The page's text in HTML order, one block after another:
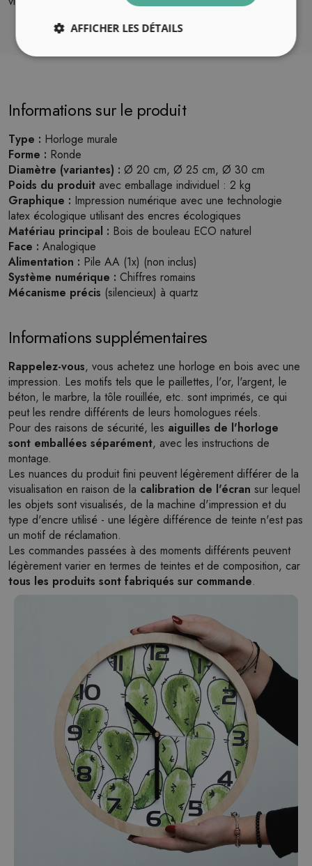
Informations sur le produit
Type : Horloge murale
Forme : Ronde
Diamètre (variantes) : Ø 20 cm, Ø 25 cm, Ø 30 cm
Poids du produit avec emballage individuel : 2 kg
Graphique : Impression numérique avec une technologie
latex écologique utilisant des encres écologiques
Matériau principal : Bois de bouleau ECO naturel
Face : Analogique
Alimentation : Pile AA (1x) (non inclus)
Système numérique : Chiffres romains
Mécanisme précis (silencieux) à quartz
Informations supplémentaires
Rappelez-vous, vous achetez une horloge en bois avec une
impression. Les motifs tels que le paillettes, l'or, l'argent, le
béton, le marbre, la tôle rouillée, etc. sont imprimés, ce qui
peut les rendre différents de leurs homologues réels.
Pour des raisons de sécurité, les aiguilles de l'horloge
sont emballées séparément, avec les instructions de
montage.
Les nuances du produit fini peuvent légèrement différer de la
visualisation en raison de la calibration de l'écran sur lequel
les objets sont visualisés, de la machine d'impression et du
type d'encre utilisé - une légère différence de teinte n'est pas
un motif de réclamation.
Les commandes passées à des moments différents peuvent
légèrement varier en termes de teintes et de composition, car
tous les produits sont fabriqués sur commande.
AFFICHER LES DÉTAILS